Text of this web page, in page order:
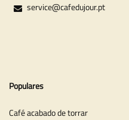
service@cafedujour.pt
Populares
Café acabado de torrar